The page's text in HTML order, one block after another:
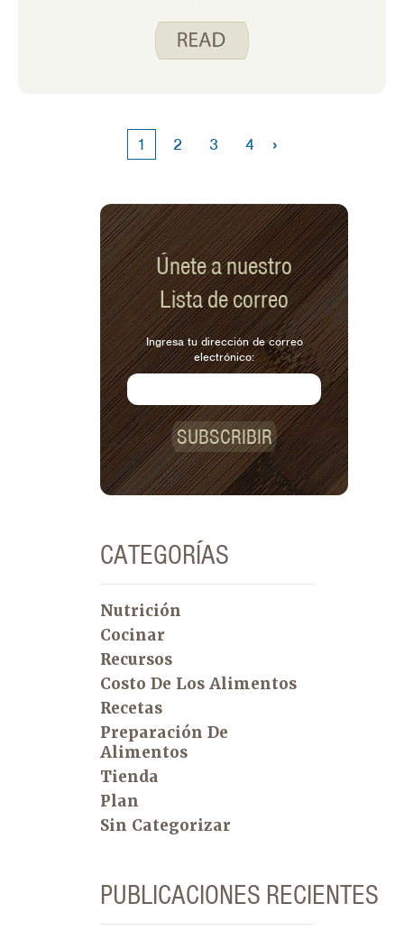
hacerlo.
1 2 3 4 ›
Únete a nuestro
Lista de correo
Ingresa tu dirección de correo
electrónico:
SUBSCRIBIR
CATEGORÍAS
Nutrición
Cocinar
Recursos
Costo De Los Alimentos
Recetas
Preparación De
Alimentos
Tienda
Plan
Sin Categorizar
PUBLICACIONES RECIENTES